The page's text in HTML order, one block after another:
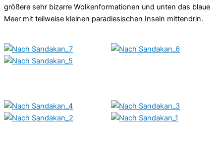
größere sehr bizarre Wolkenformationen und unten das blaue
Meer mit teilweise kleinen paradiesischen Inseln mittendrin.